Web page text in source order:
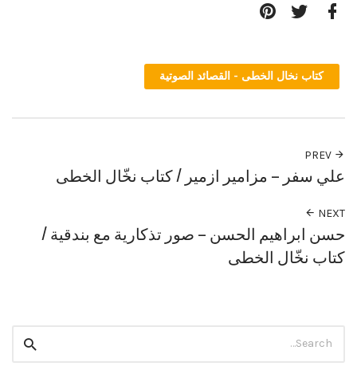
كتاب نخال الخطى - القصائد الصوتية
علي سفر – مزامير ازمير / كتاب نخّال الخطى
NEXT
حسن ابراهيم الحسن – صور تذكارية مع بندقية /
كتاب نخّال الخطى
for: